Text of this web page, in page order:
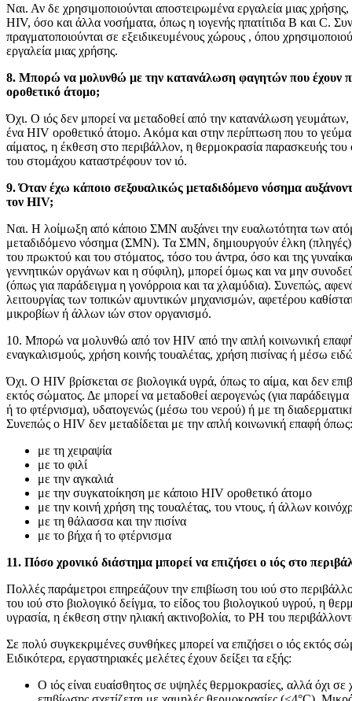
Ναι. Αν δε χρησιμοποιούνται αποστειρωμένα εργαλεία μιας
HIV, όσο και άλλα νοσήματα, όπως η ιογενής ηπατίτιδα B και C.
πραγματοποιούνται σε εξειδικευμένους χώρους , όπου
εργαλεία μιας χρήσης.
8. Μπορώ να μολυνθώ με την κατανάλωση φαγητών που έχουν
οροθετικό άτομο;
Όχι. Ο ιός δεν μπορεί να μεταδοθεί από την κατανάλωση
ένα HIV οροθετικό άτομο. Ακόμα και στην περίπτωση που το γεύμα
αίματος, η έκθεση στο περιβάλλον, η θερμοκρασία παρασκευής
του στομάχου καταστρέφουν τον ιό.
9. Όταν έχω κάποιο σεξουαλικώς μεταδιδόμενο νόσημα
τον HIV;
Ναι. Η λοίμωξη από κάποιο ΣΜΝ αυξάνει την ευαλωτότητα των
μεταδιδόμενο νόσημα (ΣΜΝ). Τα ΣΜΝ, δημιουργούν έλκη (πληγές)
του πρωκτού και του στόματος, τόσο του άντρα, όσο και της
γεννητικών οργάνων και η σύφιλη), μπορεί όμως και να μην
(όπως για παράδειγμα η γονόρροια και τα χλαμύδια). Συνεπώς,
λειτουργίας των τοπικών αμυντικών μηχανισμών, αφετέρου
μικροβίων ή άλλων ιών στον οργανισμό.
10. Μπορώ να μολυνθώ από τον HIV από την απλή κοινωνική
εναγκαλισμούς, χρήση κοινής τουαλέτας, χρήση πισίνας ή μέσω
Όχι. Ο HIV βρίσκεται σε βιολογικά υγρά, όπως το αίμα, και δεν
εκτός σώματος. Δε μπορεί να μεταδοθεί αερογενώς (για
ή το φτέρνισμα), υδατογενώς (μέσω του νερού) ή με τη
Συνεπώς ο HIV δεν μεταδίδεται με την απλή κοινωνική επαφή όπως:
με τη χειραψία
με το φιλί
με την αγκαλιά
με την συγκατοίκηση με κάποιο HIV οροθετικό άτομο
με την κοινή χρήση της τουαλέτας, του ντους, ή άλλων
με τη θάλασσα και την πισίνα
με το βήχα ή το φτέρνισμα
11. Πόσο χρονικό διάστημα μπορεί να επιζήσει ο ιός στο
Πολλές παράμετροι επηρεάζουν την επιβίωση του ιού στο
του ιού στο βιολογικό δείγμα, το είδος του βιολογικού υγρού, η
υγρασία, η έκθεση στην ηλιακή ακτινοβολία, το PH του
Σε πολύ συγκεκριμένες συνθήκες μπορεί να επιζήσει ο ιός εκτός
Ειδικότερα, εργαστηριακές μελέτες έχουν δείξει τα εξής:
Ο ιός είναι ευαίσθητος σε υψηλές θερμοκρασίες, αλλά όχι